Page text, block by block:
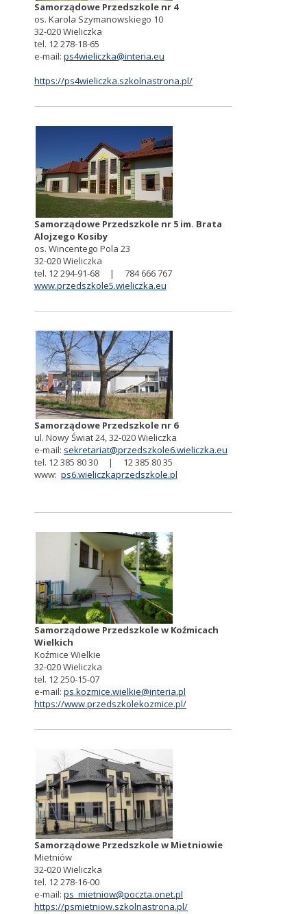
Samorządowe Przedszkole nr 4
os. Karola Szymanowskiego 10
32-020 Wieliczka
tel. 12 278-18-65
e-mail: ps4wieliczka@interia.eu
https://ps4wieliczka.szkolnastrona.pl/
Samorządowe Przedszkole nr 5 im. Brata
Alojzego Kosiby
os. Wincentego Pola 23
32-020 Wieliczka
tel. 12 294-91-68 | 784 666 767
www.przedszkole5.wieliczka.eu
Samorządowe Przedszkole nr 6
ul. Nowy Świat 24, 32-020 Wieliczka
e-mail: sekretariat@przedszkole6.wieliczka.eu
tel. 12 385 80 30 | 12 385 80 35
www: ps6.wieliczkaprzedszkole.pl
Samorządowe Przedszkole w Koźmicach
Wielkich
Koźmice Wielkie
32-020 Wieliczka
tel. 12 250-15-07
e-mail: ps.kozmice.wielkie@interia.pl
https://www.przedszkolekozmice.pl/
Samorządowe Przedszkole w Mietniowie
Mietniów
32-020 Wieliczka
tel. 12 278-16-00
e-mail: ps_mietniow@poczta.onet.pl
https://psmietniow.szkolnastrona.pl/